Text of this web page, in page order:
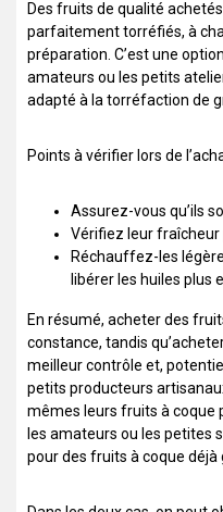
Des fruits de qualité
parfaitement torréfiés, à
préparation. C’est une
amateurs ou les petits
adapté à la torréfaction de
Points à vérifier lors de
Assurez-vous qu’ils
Vérifiez leur fraîcheur
Réchauffez-les
libérer les huiles plus
En résumé, acheter des
constance, tandis
meilleur contrôle et,
petits producteurs
mêmes leurs fruits à coque
les amateurs ou les petites
pour des fruits à coque déjà